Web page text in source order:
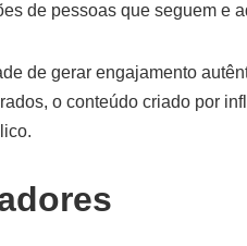
de pessoas que seguem e
de gerar engajamento
o conteúdo criado por